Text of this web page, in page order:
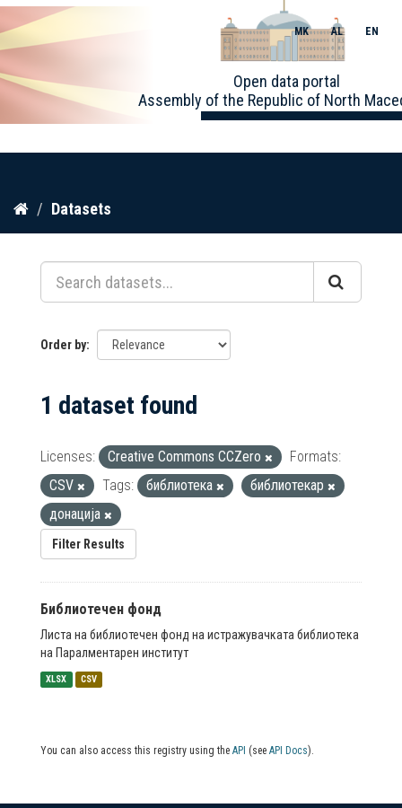
Skip
content
Open data portal
Assembly of the Republic of North
MK AL EN
Datasets
Order by
1 dataset found
Licenses: Creative Commons CCZero
Formats:
CSV
Tags: библиотека
библиотекар
донација
Filter Results
Библиотечен фонд
Листа на библиотечен фонд на истражувачката библиотека
на Паралментарен институт
XLSX CSV
You can also access this registry using the API (see API Docs).